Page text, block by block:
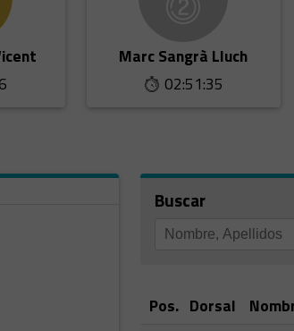
Marc Sangrà Lluch
02:51:35
Buscar
Pos. Dorsal